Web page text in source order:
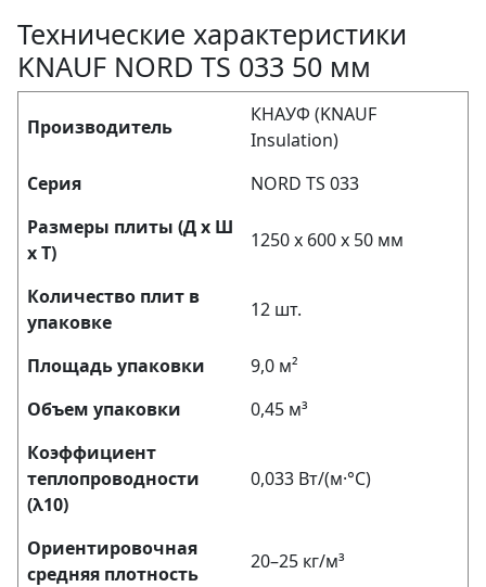
Технические характеристики
KNAUF NORD TS 033 50 мм
Производитель
КНАУФ (KNAUF
Insulation)
Серия
NORD TS 033
Размеры плиты (Д х Ш
х Т)
1250 х 600 х 50 мм
Количество плит в
упаковке
12 шт.
Площадь упаковки
9,0 м²
Объем упаковки
0,45 м³
Коэффициент
теплопроводности
(λ10)
0,033 Вт/(м·°C)
Ориентировочная
средняя плотность
20–25 кг/м³